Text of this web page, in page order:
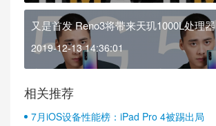
又是首发 Reno3将带来天玑1000L处理器
2019-12-13 14:36:01
相关推荐
7月iOS设备性能榜：iPad Pro 4被踢出局